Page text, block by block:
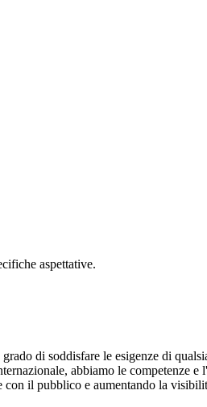
aspettative.
di soddisfare le esigenze di
abbiamo le competenze e
il pubblico e aumentando la